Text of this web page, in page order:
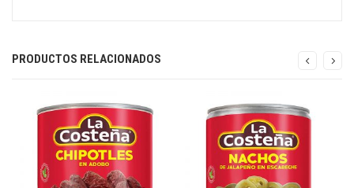
PRODUCTOS RELACIONADOS